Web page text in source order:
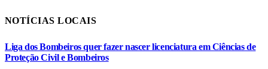
NOTÍCIAS LOCAIS
Liga dos Bombeiros quer fazer nascer licenciatura em Ciências de
Proteção Civil e Bombeiros